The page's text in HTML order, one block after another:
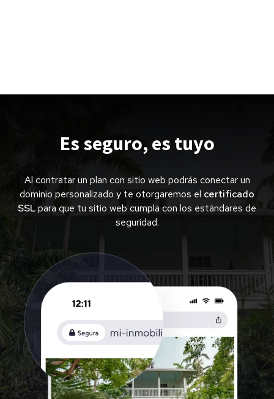
Es seguro, es tuyo
Al contratar un plan con sitio web podrás conectar un
dominio personalizado y te otorgaremos el certificado
SSLpara que tu sitio web cumpla con los estándares de
seguridad.